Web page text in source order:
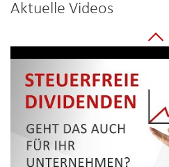
Aktuelle Videos